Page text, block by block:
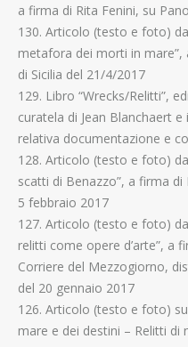
a firma di Rita Fenini, su
130. Articolo (testo e foto)
metafora dei morti in mare”,
di Sicilia del 21/4/2017
129. Libro “Wrecks/Relitti”,
curatela di Jean Blanchaert
relativa documentazione e
128. Articolo (testo e foto)
scatti di Benazzo”, a firma
5 febbraio 2017
127. Articolo (testo e foto)
relitti come opere d’arte”, a
Corriere del Mezzogiorno,
del 20 gennaio 2017
126. Articolo (testo e foto)
mare e dei destini – Relitti di